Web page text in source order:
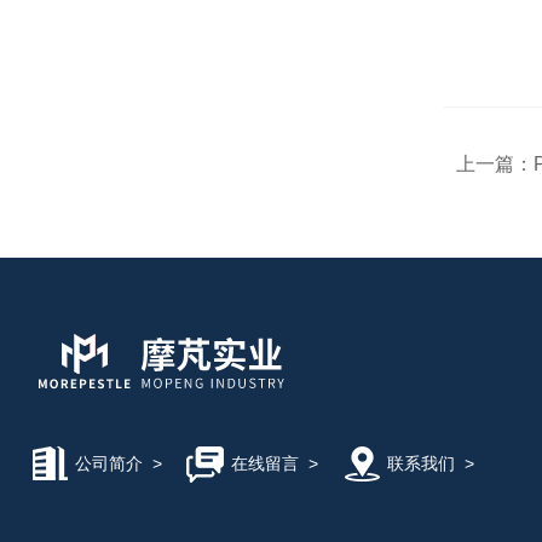
上一篇：
公司简介 > 在线留言> 联系我们 >